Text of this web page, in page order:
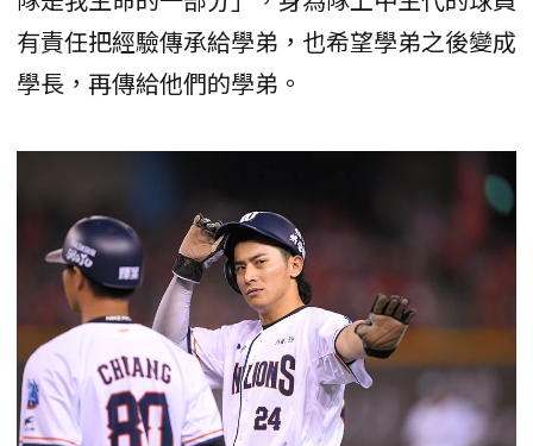
有責任把經驗傳承給學弟，也希望學弟之後變成
學長，再傳給他們的學弟。